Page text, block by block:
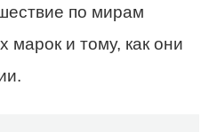
по мирам
марок и тому, как они